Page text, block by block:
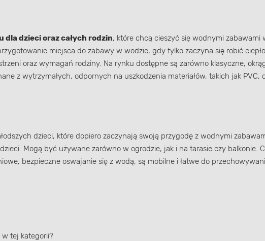
dzieci oraz całych rodzin, które chcą cieszyć się wodnymi zabawami
miejsca do zabawy w wodzie, gdy tylko zaczyna się robić
oraz wymagań rodziny. Na rynku dostępne są zarówno klasyczne,
z wytrzymałych, odpornych na uszkodzenia materiałów, takich jak
dzieci, które dopiero zaczynają swoją przygodę z wodnymi
Mogą być używane zarówno w ogrodzie, jak i na tarasie czy balkonie.
bezpieczne oswajanie się z wodą, są mobilne i łatwe do
tej kategorii?